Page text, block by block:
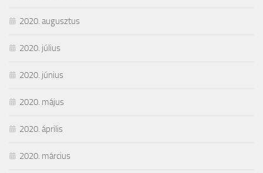
2020. augusztus
2020. július
2020. június
2020. május
2020. április
2020. március